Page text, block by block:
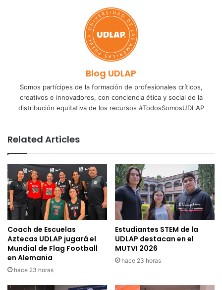
Blog UDLAP
Somos partícipes de la formación de profesionales críticos,
creativos e innovadores, con conciencia ética y social de la
distribución equitativa de los recursos #TodosSomosUDLAP
Related Articles
Coach de Escuelas
Aztecas UDLAP jugará el
Mundial de Flag Football
en Alemania
hace 23 horas
Estudiantes STEM de la
UDLAP destacan en el
MUTVI 2026
hace 23 horas